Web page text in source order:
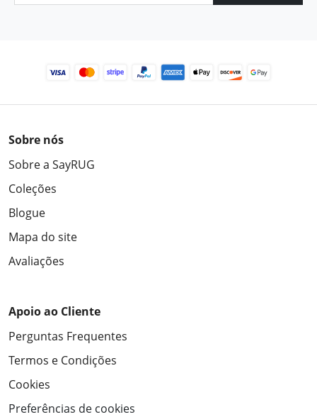
Sobre nós
Sobre a SayRUG
Coleções
Blogue
Mapa do site
Avaliações
Apoio ao Cliente
Perguntas Frequentes
Termos e Condições
Cookies
Preferências de cookies